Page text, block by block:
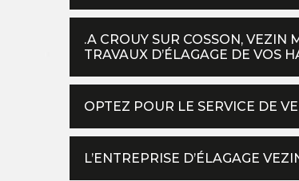
.A CROUY SUR COSSON,
TRAVAUX D’ÉLAGAGE DE VOS
OPTEZ POUR LE SERVICE DE
L’ENTREPRISE D’ÉLAGAGE